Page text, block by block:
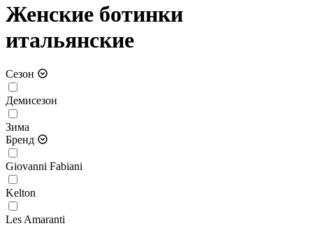
Женские ботинки
итальянские
Сезон
Демисезон
Зима
Бренд
Giovanni Fabiani
Kelton
Les Amaranti